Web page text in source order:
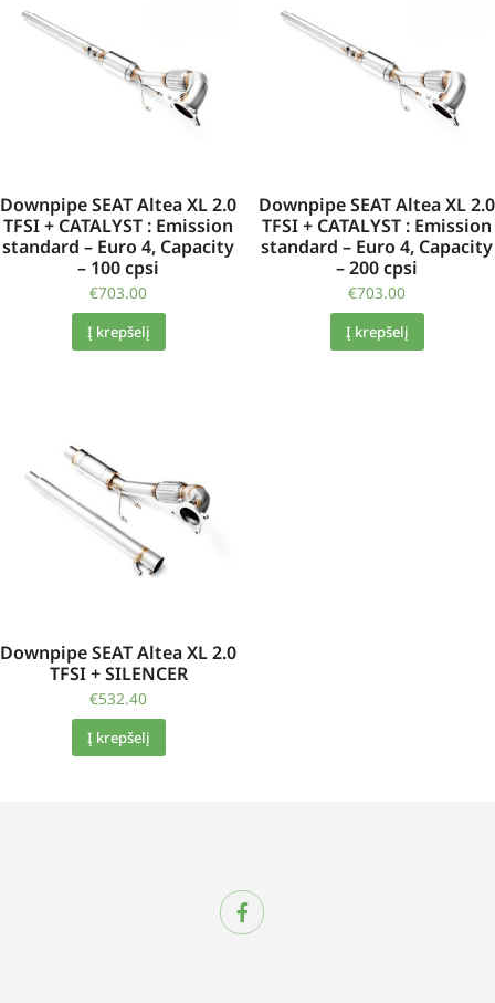
Downpipe SEAT Altea XL 2.0
TFSI + CATALYST : Emission
standard – Euro 4, Capacity
– 100 cpsi
€703.00
Į krepšelį
Downpipe SEAT Altea XL 2.0
TFSI + CATALYST : Emission
standard – Euro 4, Capacity
– 200 cpsi
€703.00
Į krepšelį
Downpipe SEAT Altea XL 2.0
TFSI + SILENCER
€532.40
Į krepšelį